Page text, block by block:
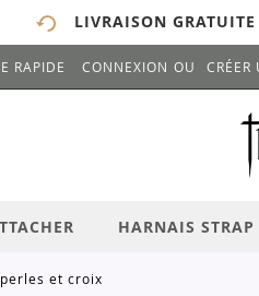
LIVRAISON
RAPIDE CONNEXION CRÉER
POUR LANCER LA RECHERCHE
HARNAIS STRAP
et croix